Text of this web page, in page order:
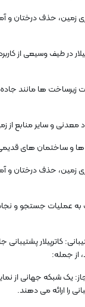
زمین، حذف درختان و
در طیف وسیعی از
ها مانند جاده
و سایر منابع از
ها و ساختمان های
زمین، حذف درختان و
به عملیات جستجو و
کاترپیلار
از جمله:
یک شبکه جهانی از
را ارائه می دهند.